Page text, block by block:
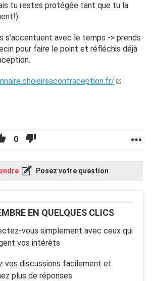
tu restes protégée tant que tu la
s'accentuent avec le temps -> prends
pour faire le point et réfléchis déjà
0
Posez votre question
EN QUELQUES CLICS
vous simplement avec ceux qui
vos intérêts
vos discussions facilement et
plus de réponses